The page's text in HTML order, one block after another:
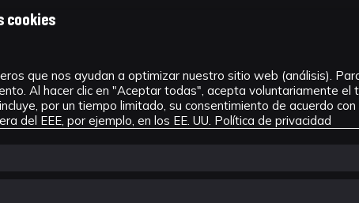
cookies
que nos ayudan a optimizar nuestro sitio web (análisis).
Al hacer clic en "Aceptar todas", acepta voluntariamente
por un tiempo limitado, su consentimiento de acuerdo
del EEE, por ejemplo, en los EE. UU. Política de privacidad